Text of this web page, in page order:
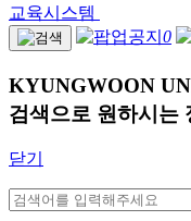
교육시스템
0
KYUNGWOON
검색으로 원하시는
닫기